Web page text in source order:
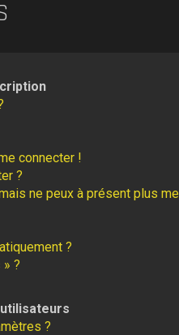
connecter !
?
ne peux à présent plus me
?
?
?